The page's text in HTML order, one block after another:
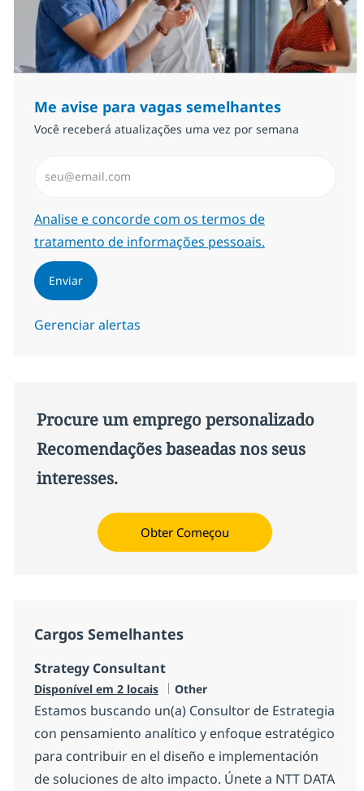
Me avise para vagas semelhantes
Você receberá atualizações uma vez por semana
Required
Analise e concorde com os termos de
tratamento de informações pessoais.
Enviar
Gerenciar alertas
Procure um emprego personalizado
Recomendações baseadas nos seus
interesses.
Obter Começou
Cargos Semelhantes
Strategy Consultant
Disponível em 2 locais Categoria
Other
Estamos buscando un(a) Consultor de Estrategia
con pensamiento analítico y enfoque estratégico
para contribuir en el diseño e implementación
de soluciones de alto impacto. Únete a NTT DATA